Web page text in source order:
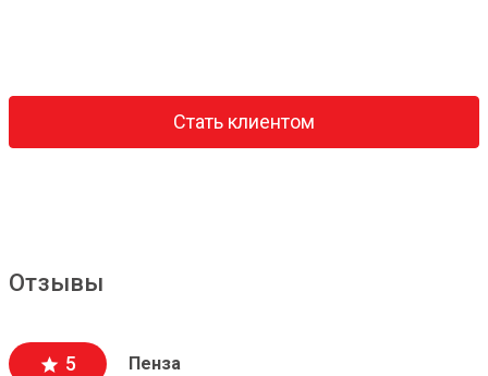
Стать клиентом
Отзывы
5 Пенза